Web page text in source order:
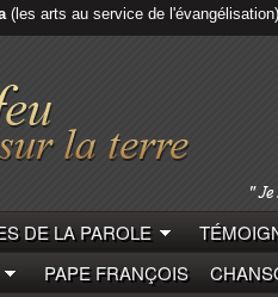
(les arts au service de l'évangélisation)
DE LA PAROLE
PAPE FRANÇOIS